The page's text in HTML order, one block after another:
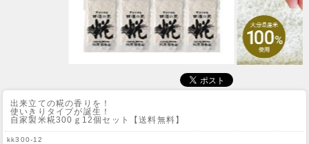
出来立ての糀の香りを！
使いきりタイプが誕生！
自家製米糀300ｇ12個セット【送料無料】
kk300-12